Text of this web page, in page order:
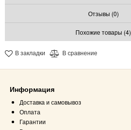
Отзывы (0)
Похожие товары (4)
В закладки В сравнение
Информация
Доставка и самовывоз
Оплата
Гарантии